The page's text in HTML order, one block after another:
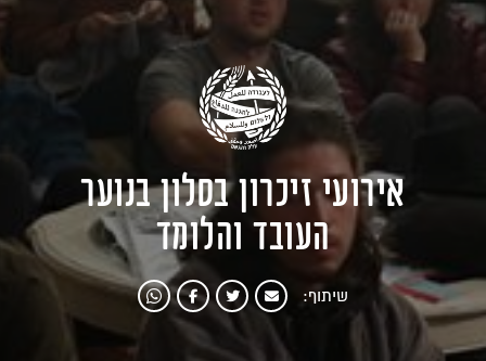
אירועי זיכרון בסלון בנוער
העובד והלומד
שיתוף: